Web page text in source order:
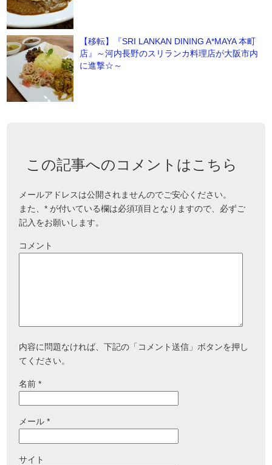
【移転】『SRI LANKAN DINING A*MAYA 本町
店』～河内長野のスリランカ料理店が大阪市内
に進撃☆～
この記事へのコメントはこちら
メールアドレスは公開されませんのでご安心ください。
また、* が付いている欄は必須項目となりますので、必ずご
記入をお願いします。
コメント
内容に問題なければ、下記の「コメント送信」ボタンを押し
てください。
名前*
メール*
サイト